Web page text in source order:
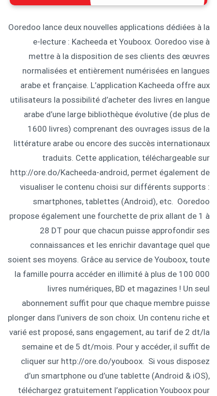
Ooredoo lance deux nouvelles applications dédiées à la
e-lecture : Kacheeda et Youboox. Ooredoo vise à
mettre à la disposition de ses clients des œuvres
normalisées et entièrement numérisées en langues
arabe et française. L’application Kacheeda offre aux
utilisateurs la possibilité d’acheter des livres en langue
arabe d’une large bibliothèque évolutive (de plus de
1600 livres) comprenant des ouvrages issus de la
littérature arabe ou encore des succès internationaux
traduits. Cette application, téléchargeable sur
http://ore.do/Kacheeda-android, permet également de
visualiser le contenu choisi sur différents supports :
smartphones, tablettes (Android), etc. Ooredoo
propose également une fourchette de prix allant de 1 à
28 DT pour que chacun puisse approfondir ses
connaissances et les enrichir davantage quel que
soient ses moyens. Grâce au service de Youboox, toute
la famille pourra accéder en illimité à plus de 100 000
livres numériques, BD et magazines ! Un seul
abonnement suffit pour que chaque membre puisse
plonger dans l’univers de son choix. Un contenu riche et
varié est proposé, sans engagement, au tarif de 2 dt/la
semaine et de 5 dt/mois. Pour y accéder, il suffit de
cliquer sur http://ore.do/youboox. Si vous disposez
d’un smartphone ou d’une tablette (Android & iOS),
téléchargez gratuitement l’application Youboox pour